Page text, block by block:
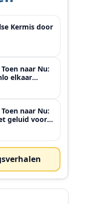
Kermis door
naar Nu:
elkaar
naar Nu:
geluid voor